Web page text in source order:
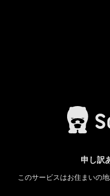
申し訳
このサービスはお住まいの